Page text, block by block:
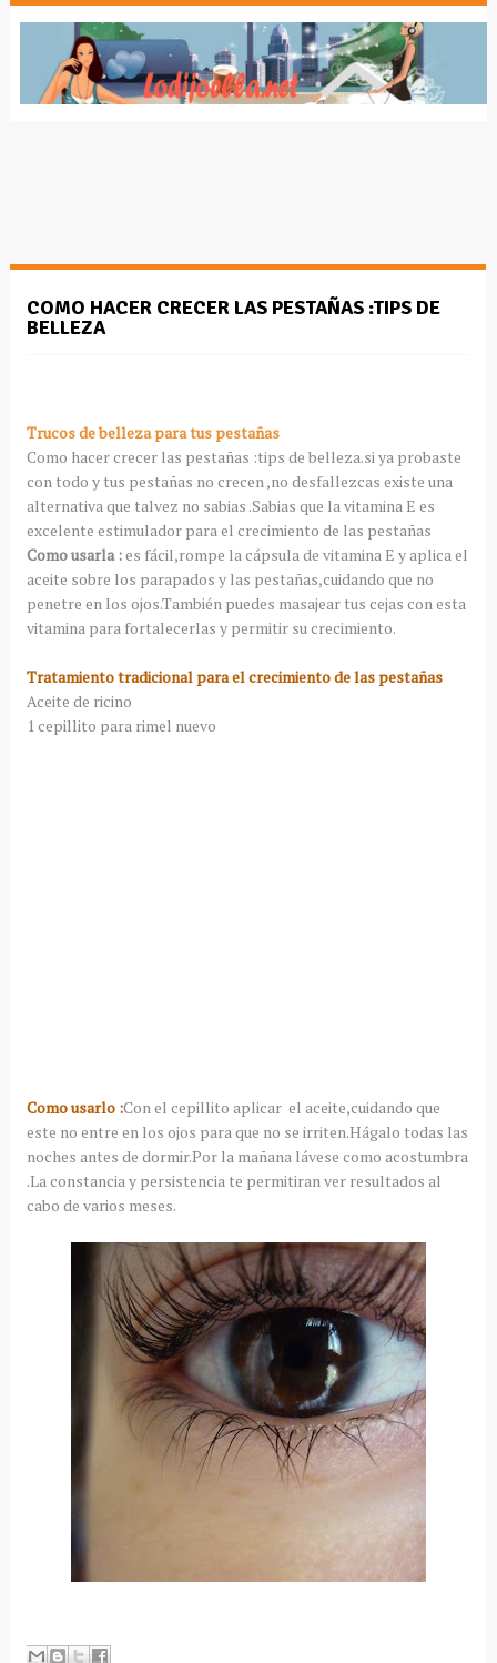
COMO HACER CRECER LAS PESTAÑAS :TIPS DE
BELLEZA
Trucos de belleza para tus pestañas
Como hacer crecer las pestañas :tips de belleza.si ya probaste
con todo y tus pestañas no crecen ,no desfallezcas existe una
alternativa que talvez no sabias .Sabias que la vitamina E es
excelente estimulador para el crecimiento de las pestañas
Como usarla :es fácil,rompe la cápsula de vitamina E y aplica el
aceite sobre los parapados y las pestañas,cuidando que no
penetre en los ojos.También puedes masajear tus cejas con esta
vitamina para fortalecerlas y permitir su crecimiento.
Tratamiento tradicional para el crecimiento de las pestañas
Aceite de ricino
1 cepillito para rimel nuevo
Como usarlo :Con el cepillito aplicar el aceite,cuidando que
este no entre en los ojos para que no se irriten.Hágalo todas las
noches antes de dormir.Por la mañana lávese como acostumbra
.La constancia y persistencia te permitiran ver resultados al
cabo de varios meses.